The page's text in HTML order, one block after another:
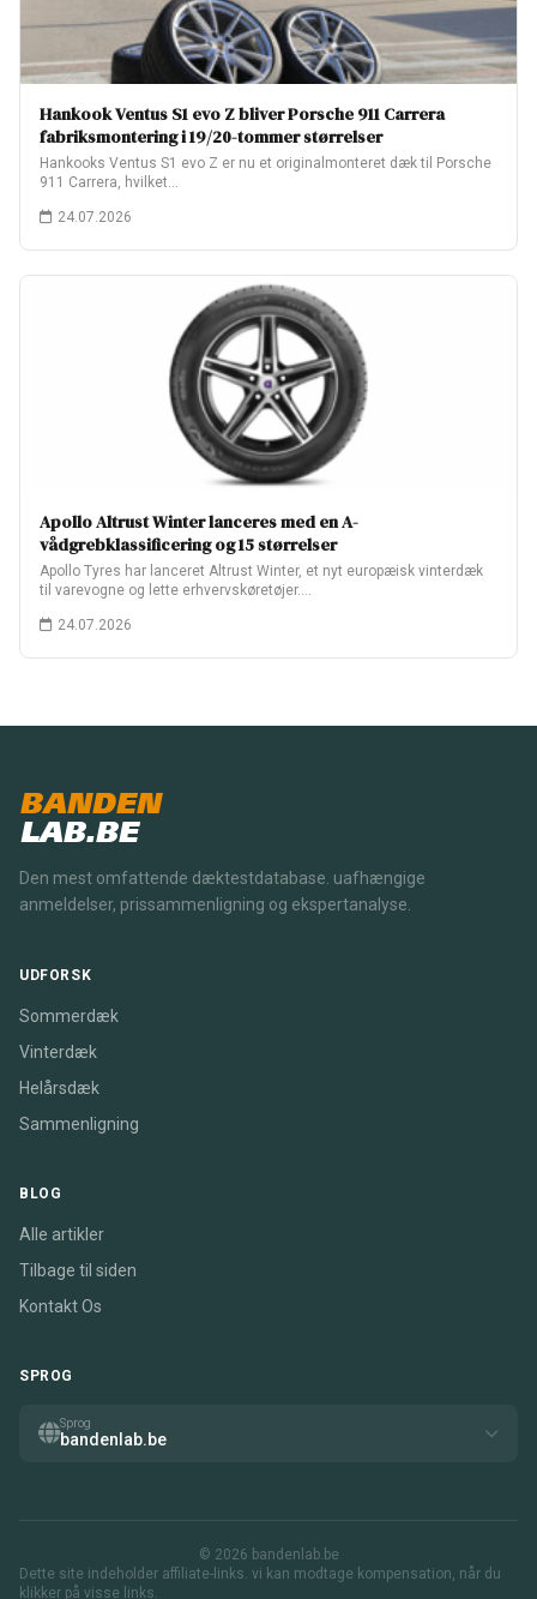
Hankook Ventus S1 evo Z bliver Porsche 911 Carrera
fabriksmontering i 19/20-tommer størrelser
Hankooks Ventus S1 evo Z er nu et originalmonteret dæk til Porsche
911 Carrera, hvilket…
24.07.2026
Apollo Altrust Winter lanceres med en A-
vådgrebklassificering og 15 størrelser
Apollo Tyres har lanceret Altrust Winter, et nyt europæisk vinterdæk
til varevogne og lette erhvervskøretøjer.…
24.07.2026
BANDEN
LAB.BE
Den mest omfattende dæktestdatabase. uafhængige
anmeldelser, prissammenligning og ekspertanalyse.
UDFORSK
Sommerdæk
Vinterdæk
Helårsdæk
Sammenligning
BLOG
Alle artikler
Tilbage til siden
Kontakt Os
SPROG
Sprog
bandenlab.be
© 2026 bandenlab.be
Dette site indeholder affiliate-links. vi kan modtage kompensation, når du
klikker på visse links.